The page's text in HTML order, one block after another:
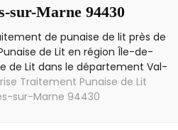
sur-Marne 94430
de punaise de lit près de
de Lit en région Île-de-
de Lit dans le département Val-
Traitement Punaise de Lit
sur-Marne 94430